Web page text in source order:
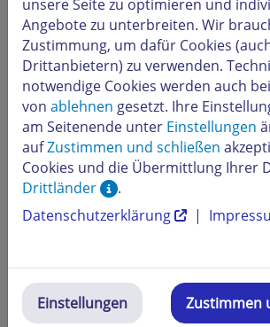
Speicher
belasten.
upload_max_filesize
Legt die
fest, die
Datei
Apache Optionen
alle
unsere Seite zu optimieren und
Angebote zu unterbreiten. Wir
Zustimmung, um dafür Cookies
Drittanbietern) zu verwenden.
notwendige Cookies werden auch
von ablehnen gesetzt. Ihre
am Seitenende unter Einstellungen
aufZustimmen und schließen
Cookies und die Übermittlung Ihrer
Drittländer
.
Datenschutzerklärung
|
Einstellungen